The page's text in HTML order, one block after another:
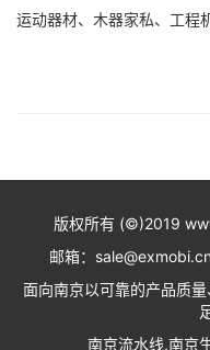
运动器材、木器家私、工程
版权所有 (©)2019
邮箱：
面向南京以可靠的产品质
南京流水线,南京